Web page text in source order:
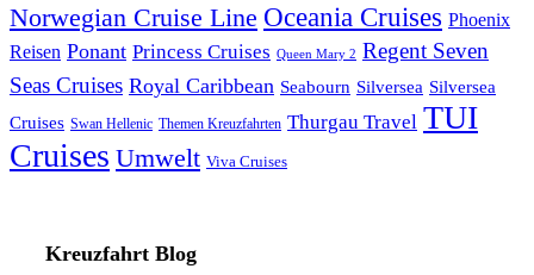
Norwegian Cruise Line Oceania Cruises Phoenix
Reisen Ponant Princess Cruises Queen Mary 2 Regent Seven
Seas Cruises Royal Caribbean Seabourn Silversea Silversea
Cruises Swan Hellenic Themen Kreuzfahrten Thurgau Travel TUI
Cruises Umwelt Viva Cruises
Kreuzfahrt Blog